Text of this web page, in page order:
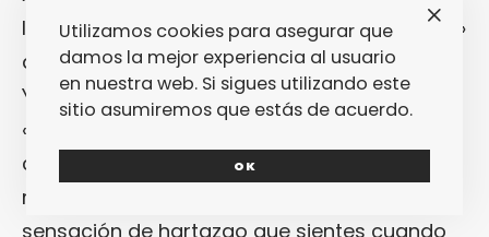
línea que separa «Searching for Sugar Man
»
de «This Is Spinal Tap» es muy fina. Finísima.
Y, aunque habrá quien haya acabado de ver
«
Gaga: Five Foot Two
conocer un poquito más a su ídola, yo he de
reconocer que he acabado con esa
sensación de hartazgo que sientes cuando
Utilizamos cookies para asegurar que
damos la mejor experiencia al usuario
en nuestra web. Si sigues utilizando este
sitio asumiremos que estás de acuerdo.
OK